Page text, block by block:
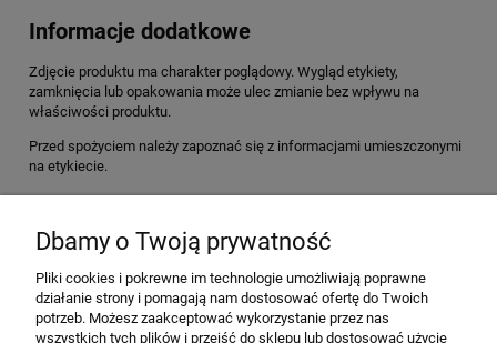
Informacje dodatkowe
Zdjęcie produktu ma charakter poglądowy. Wygląd etykiety,
zamknięcia lub opakowania może ulec zmianie bez wpływu na
właściwości produktu.
Przed spożyciem należy zapoznać się z informacjami umieszczonymi
na etykiecie.
O nas
Dbamy o Twoją prywatność
Pliki cookies i pokrewne im technologie umożliwiają poprawne
działanie strony i pomagają nam dostosować ofertę do Twoich
potrzeb. Możesz zaakceptować wykorzystanie przez nas
wszystkich tych plików i przejść do sklepu lub dostosować użycie